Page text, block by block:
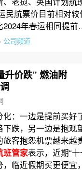
民航票价目前相对较
2024年春运相同提
公司频道
升价跌” 燃油附
化：一边是提前买好
下跌，另一边是抱观
旅客抱怨机票越来越
班管家表示，近期“
，临近假期买更便宜